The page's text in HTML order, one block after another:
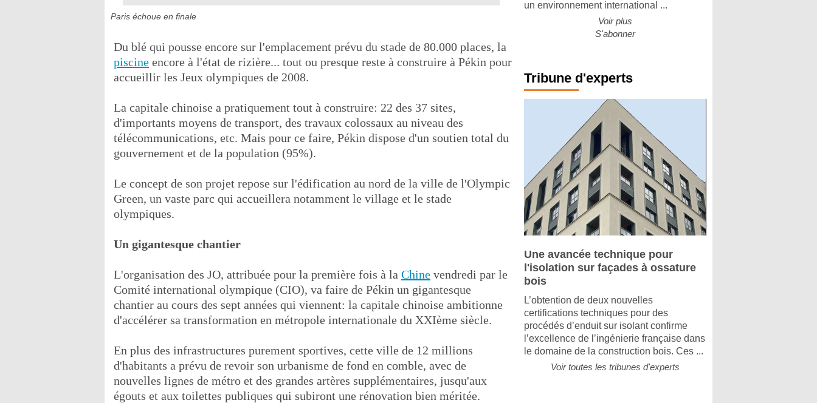
Paris échoue en finale
Du blé qui pousse encore sur l'emplacement prévu du stade de 80.000 places, la
piscine encore à l'état de rizière... tout ou presque reste à construire à Pékin pour
accueillir les Jeux olympiques de 2008.
La capitale chinoise a pratiquement tout à construire: 22 des 37 sites,
d'importants moyens de transport, des travaux colossaux au niveau des
télécommunications, etc. Mais pour ce faire, Pékin dispose d'un soutien total du
gouvernement et de la population (95%).
Le concept de son projet repose sur l'édification au nord de la ville de l'Olympic
Green, un vaste parc qui accueillera notamment le village et le stade
olympiques.
Un gigantesque chantier
L'organisation des JO, attribuée pour la première fois à la Chine vendredi par le
Comité international olympique (CIO), va faire de Pékin un gigantesque
chantier au cours des sept années qui viennent: la capitale chinoise ambitionne
d'accélérer sa transformation en métropole internationale du XXIème siècle.
En plus des infrastructures purement sportives, cette ville de 12 millions
d'habitants a prévu de revoir son urbanisme de fond en comble, avec de
nouvelles lignes de métro et des grandes artères supplémentaires, jusqu'aux
égouts et aux toilettes publiques qui subiront une rénovation bien méritée.
un environnement international ...
Voir plus
S'abonner
Tribune d'experts
Une avancée technique pour
l'isolation sur façades à ossature
bois
L’obtention de deux nouvelles
certifications techniques pour des
procédés d’enduit sur isolant confirme
l’excellence de l’ingénierie française dans
le domaine de la construction bois. Ces ...
Voir toutes les tribunes d'experts